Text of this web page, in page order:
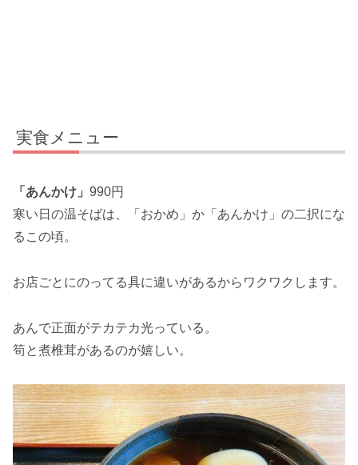
実食メニュー
「あんかけ」 990円
寒い日の温そばは、「おかめ」か「あんかけ」の二択にな
るこの頃。
お店ごとにのってる具に違いがあるからワクワクします。
あんで正面がテカテカ光っている。
筍と煮椎茸があるのが嬉しい。